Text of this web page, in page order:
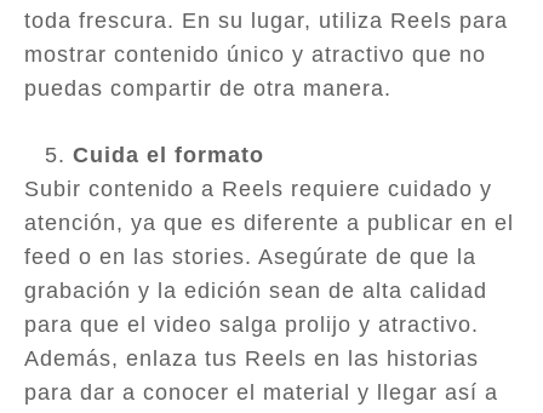
toda frescura. En su lugar, utiliza Reels para
mostrar contenido único y atractivo que no
puedas compartir de otra manera.
Cuida el formato
Subir contenido a Reels requiere cuidado y
atención, ya que es diferente a publicar en el
feed o en las stories. Asegúrate de que la
grabación y la edición sean de alta calidad
para que el video salga prolijo y atractivo.
Además, enlaza tus Reels en las historias
para dar a conocer el material y llegar así a